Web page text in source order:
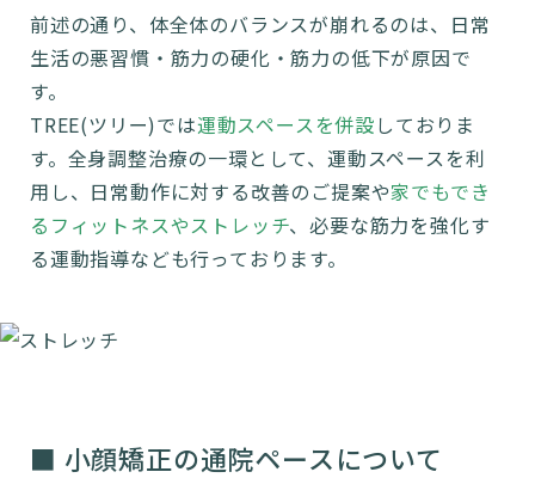
前述の通り、体全体のバランスが崩れるのは、日常
生活の悪習慣・筋力の硬化・筋力の低下が原因で
す。
TREE(ツリー)では運動スペースを併設しておりま
す。全身調整治療の一環として、運動スペースを利
用し、日常動作に対する改善のご提案や家でもでき
るフィットネスやストレッチ、必要な筋力を強化す
る運動指導なども行っております。
■ 小顔矯正の通院ペースについて